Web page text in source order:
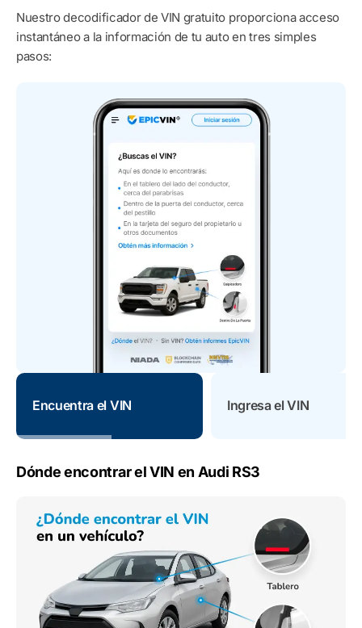
Nuestro decodificador de VIN gratuito proporciona acceso
instantáneo a la información de tu auto en tres simples
pasos:
Encuentra el VIN Ingresa el VIN
Dónde encontrar el VIN en Audi RS3